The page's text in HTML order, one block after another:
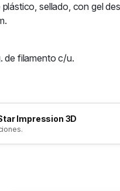
sellado, con gel
de filamento c/u.
Impression 3D